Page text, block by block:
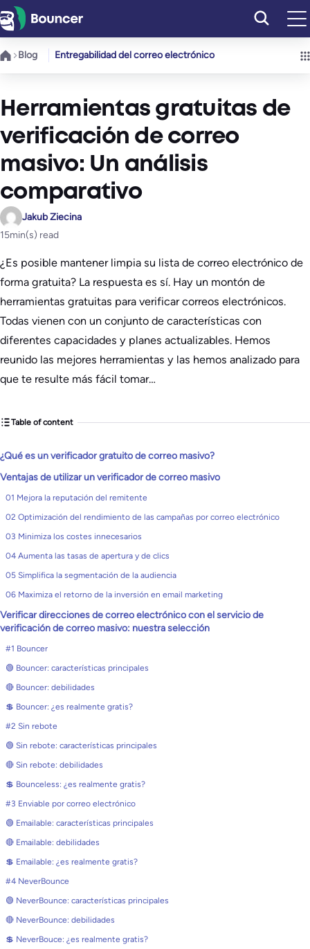
Saltar
al
contenido
Blog Entregabilidad del correo electrónico
Herramientas gratuitas de
verificación de correo
masivo: Un análisis
comparativo
Jakub Ziecina
15min(s) read
¿Es posible mantener limpia su lista de correo electrónico de
forma gratuita? La respuesta es sí. Hay un montón de
herramientas gratuitas para verificar correos electrónicos.
Todas vienen con un conjunto de características con
diferentes capacidades y planes actualizables. Hemos
reunido las mejores herramientas y las hemos analizado para
que te resulte más fácil tomar…
Table of content
¿Qué es un verificador gratuito de correo masivo?
Ventajas de utilizar un verificador de correo masivo
01 Mejora la reputación del remitente
02 Optimización del rendimiento de las campañas por correo electrónico
03 Minimiza los costes innecesarios
04 Aumenta las tasas de apertura y de clics
05 Simplifica la segmentación de la audiencia
06 Maximiza el retorno de la inversión en email marketing
Verificar direcciones de correo electrónico con el servicio de
verificación de correo masivo: nuestra selección
#1 Bouncer
🟢 Bouncer: características principales
🔴 Bouncer: debilidades
💲 Bouncer: ¿es realmente gratis?
#2 Sin rebote
🟢 Sin rebote: características principales
🔴 Sin rebote: debilidades
💲 Bounceless: ¿es realmente gratis?
#3 Enviable por correo electrónico
🟢 Emailable: características principales
🔴 Emailable: debilidades
💲 Emailable: ¿es realmente gratis?
#4 NeverBounce
🟢 NeverBounce: características principales
🔴 NeverBounce: debilidades
💲 NeverBouce: ¿es realmente gratis?